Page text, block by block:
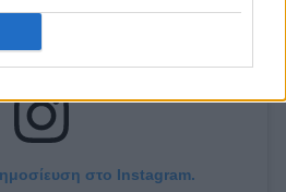
στο Instagram.